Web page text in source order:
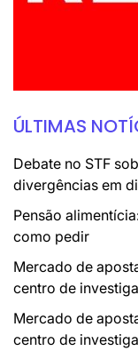
ÚLTIMAS
Debate no STF
divergências em
Pensão
como pedir
Mercado de
centro de
Mercado de
centro de